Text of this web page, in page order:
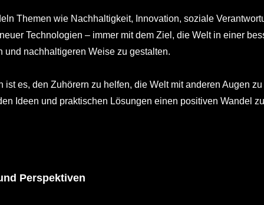
Themen wie Nachhaltigkeit, Innovation, soziale
Technologien – immer mit dem Ziel, die Welt in einer
und nachhaltigeren Weise zu gestalten.
ist es, den Zuhörern zu helfen, die Welt mit anderen Augen
Ideen und praktischen Lösungen einen positiven Wandel
Perspektiven